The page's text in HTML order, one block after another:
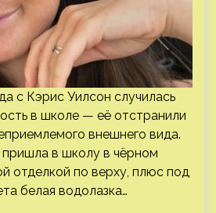
с Кэрис Уилсон случилась
в школе — её отстранили
внешнего вида.
в школу в чёрном
отделкой по верху, плюс под
белая водолазка…